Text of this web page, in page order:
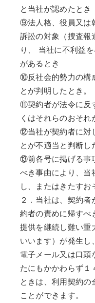
と当社が認めたとき
⑨法人格、役員又は
訴訟の対象（捜査報
り、 当社に不利益
があるとき
⑩反社会的勢力の構
とが判明したとき。
⑪契約者が法令に反
くはそれらのおそれ
⑫当社が契約者に対
とが不適当と判断し
⑬前各号に掲げる事
べき事由により、当
し、またはきたすお
２．当社は、契約
約者の責めに帰すべ
提供を継続し難い重
いいます）が発生し
電子メール又は口頭
たにもかかわらず１
ときは、利用契約
ことができます。